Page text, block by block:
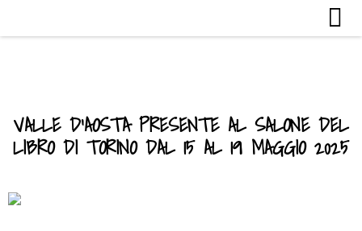
VALLE D’AOSTA PRESENTE AL SALONE DEL
LIBRO DI TORINO DAL 15 AL 19 MAGGIO 2025